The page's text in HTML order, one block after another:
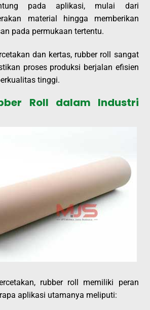
pada aplikasi, mulai dari
material hingga memberikan
pada permukaan tertentu.
dan kertas, rubber roll sangat
proses produksi berjalan efisien
tinggi.
Roll dalam Industri
rubber roll memiliki peran
aplikasi utamanya meliputi: